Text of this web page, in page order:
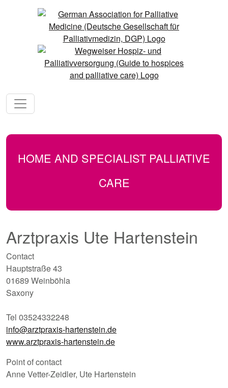
HOME AND SPECIALIST PALLIATIVE
CARE
Arztpraxis Ute Hartenstein
Contact
Hauptstraße 43
01689 Weinböhla
Saxony
Tel 03524332248
info@arztpraxis-hartenstein.de
www.arztpraxis-hartenstein.de
Point of contact
Anne Vetter-Zeidler, Ute Hartenstein